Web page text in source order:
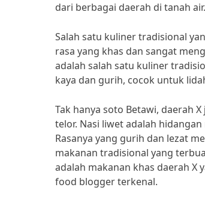
dari berbagai daerah di tanah air.
Salah satu kuliner tradisional
rasa yang khas dan sangat
adalah salah satu kuliner
kaya dan gurih, cocok untuk
Tak hanya soto Betawi, daerah
telor. Nasi liwet adalah
Rasanya yang gurih dan lezat
makanan tradisional yang
adalah makanan khas daerah X
food blogger terkenal.